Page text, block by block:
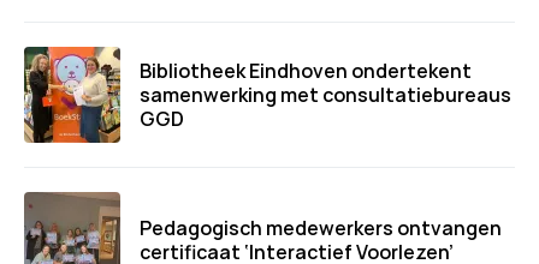
Bibliotheek Eindhoven ondertekent
samenwerking met consultatiebureaus
GGD
Pedagogisch medewerkers ontvangen
certificaat ‘Interactief Voorlezen’